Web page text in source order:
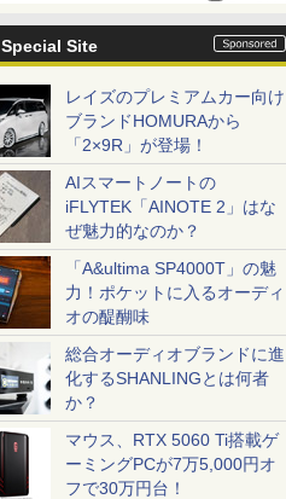
Special Site
レイズのプレミアムカー向け
ブランドHOMURAから
「2×9R」が登場！
AIスマートノートの
iFLYTEK「AINOTE 2」はな
ぜ魅力的なのか？
「A&ultima SP4000T」の魅
力！ポケットに入るオーディ
オの醍醐味
総合オーディオブランドに進
化するSHANLINGとは何者
か？
マウス、RTX 5060 Ti搭載ゲ
ーミングPCが7万5,000円オ
フで30万円台！